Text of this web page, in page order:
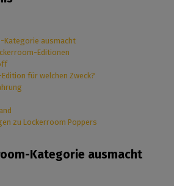
Kategorie ausmacht
Editionen
für welchen Zweck?
zu Lockerroom Poppers
Kategorie ausmacht